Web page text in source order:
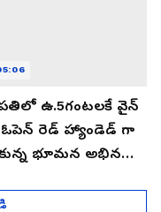
ఉ.5గంటలకే వైన్
రెడ్ హ్యాండెడ్ గా
భూమన అభినయ్|